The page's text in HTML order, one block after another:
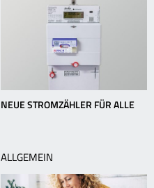
NEUE STROMZÄHLER FÜR ALLE
ALLGEMEIN